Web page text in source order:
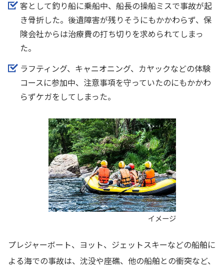
客として釣り船に乗船中、船長の操船ミスで事故が起
き骨折した。後遺障害が残りそうにもかかわらず、保
険会社からは治療費の打ち切りを求められてしまっ
た。
ラフティング、キャニオニング、カヤックなどの体験
コースに参加中、注意事項を守っていたのにもかかわ
らずケガをしてしまった。
イメージ
プレジャーボート、ヨット、ジェットスキーなどの船舶に
よる海での事故は、沈没や座礁、他の船舶との衝突など、